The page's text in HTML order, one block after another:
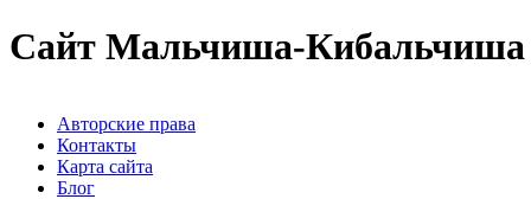
Сайт Мальчиша-Кибальчиша
Авторские права
Контакты
Карта сайта
Блог